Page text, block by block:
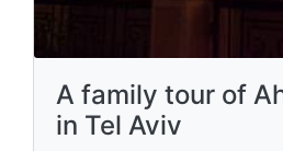
A family tour of
in Tel Aviv